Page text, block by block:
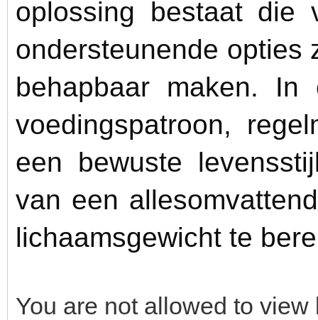
oplossing bestaat die
ondersteunende opties
behapbaar maken. In
voedingspatroon,
een bewuste
van een
lichaamsgewicht te
You are not allowed to